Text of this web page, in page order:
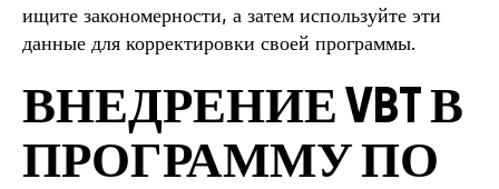
ищите закономерности, а затем используйте эти
данные для корректировки своей программы.
ВНЕДРЕНИЕ VBT В
ПРОГРАММУ ПО